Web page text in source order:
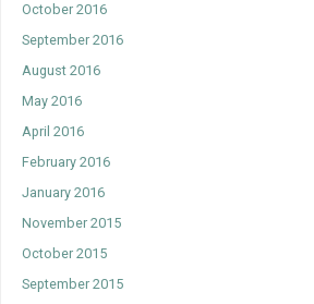
October 2016
September 2016
August 2016
May 2016
April 2016
February 2016
January 2016
November 2015
October 2015
September 2015